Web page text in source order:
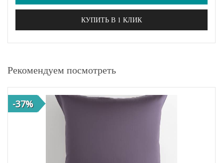
КУПИТЬ В 1 КЛИК
Рекомендуем посмотреть
-37%